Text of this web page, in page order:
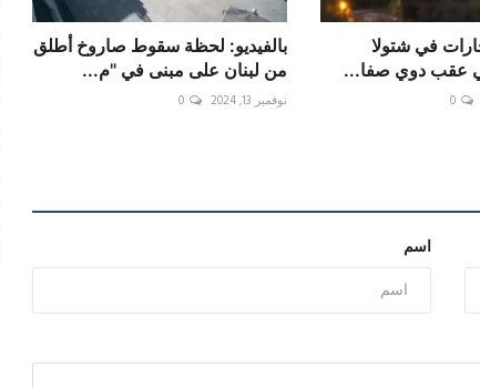
في شتولا
عقب دوي صفا...
0
بالفيديو: لحظة سقوط صاروخ أطلق
من ‎لبنان على مبنى في "م...
نوفمبر 13, 2024 0
اسم